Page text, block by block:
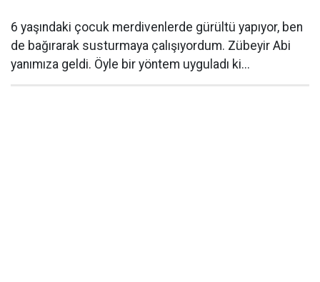
6 yaşındaki çocuk merdivenlerde gürültü yapıyor, ben
de bağırarak susturmaya çalışıyordum. Zübeyir Abi
yanımıza geldi. Öyle bir yöntem uyguladı ki...